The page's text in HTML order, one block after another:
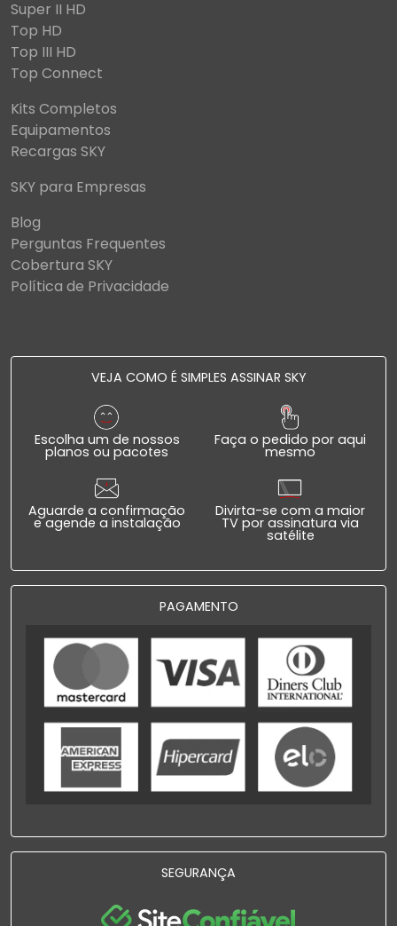
Super II HD
Top HD
Top III HD
Top Connect
Kits Completos
Equipamentos
Recargas SKY
SKY para Empresas
Blog
Perguntas Frequentes
Cobertura SKY
Política de Privacidade
VEJA COMO É SIMPLES ASSINAR SKY
Escolha um de nossos
planos ou pacotes
Faça o pedido por aqui
mesmo
Aguarde a confirmação
e agende a instalação
Divirta-se com a maior
TV por assinatura via
satélite
PAGAMENTO
SEGURANÇA